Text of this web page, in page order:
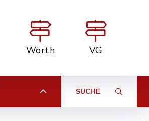
Wörth VG
SUCHE